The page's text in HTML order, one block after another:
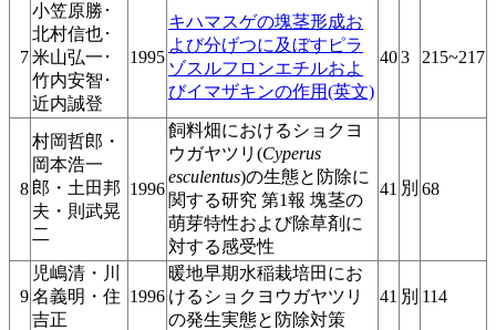
7
小笠原勝･
北村信也･
米山弘一･
竹内安智･
近内誠登
1995
キハマスゲの塊茎形成お
よび分げつに及ぼすピラ
ゾスルフロンエチルおよ
びイマザキンの作用(英文)
403 215~217
8
村岡哲郎・
岡本浩一
郎・土田邦
夫・則武晃
二
1996
飼料畑におけるショクヨ
ウガヤツリ(Cyperus
esculentus)の生態と防除に
関する研究 第1報 塊茎の
萌芽特性および除草剤に
対する感受性
41 別 68
9
児嶋清・川
名義明・住
吉正
1996
暖地早期水稲栽培田にお
けるショクヨウガヤツリ
の発生実態と防除対策
41 別 114